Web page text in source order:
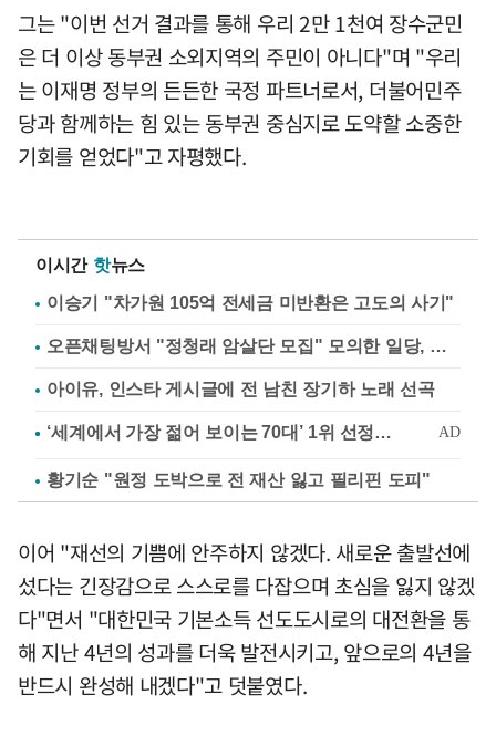
그는 "이번 선거 결과를 통해 우리 2만 1천여 장수군민
은 더 이상 동부권 소외지역의 주민이 아니다"며 "우리
는 이재명 정부의 든든한 국정 파트너로서, 더불어민주
당과 함께하는 힘 있는 동부권 중심지로 도약할 소중한
기회를 얻었다"고 자평했다.
이시간 핫뉴스
이승기 "차가원 105억 전세금 미반환은 고도의 사기"
오픈채팅방서 "정청래 암살단 모집" 모의한 일당, 불구속 송치
아이유, 인스타 게시글에 전 남친 장기하 노래 선곡
황기순 "원정 도박으로 전 재산 잃고 필리핀 도피"
이어 "재선의 기쁨에 안주하지 않겠다. 새로운 출발선에
섰다는 긴장감으로 스스로를 다잡으며 초심을 잃지 않겠
다"면서 "대한민국 기본소득 선도도시로의 대전환을 통
해 지난 4년의 성과를 더욱 발전시키고, 앞으로의 4년을
반드시 완성해 내겠다"고 덧붙였다.